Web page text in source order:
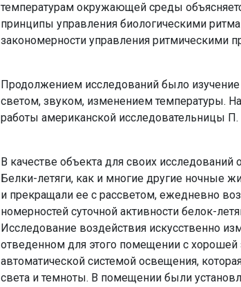
температурам окружающей среды
принципы управления биологиче­скими
закономерности управления ритмическими
Продолжением исследований было
светом, звуком, изме­нением температуры.
работы американской исследовательни­цы
В качестве объекта для своих
Белки-летяги, как и многие другие ночные
и прекращали ее с рассветом, ежедневно
номерностей суточной активности белок-
Исследование воздействия искус­ственно
отведенном для этого помещении с хорошей
автоматической системой освещения,
света и темноты. В помещении были